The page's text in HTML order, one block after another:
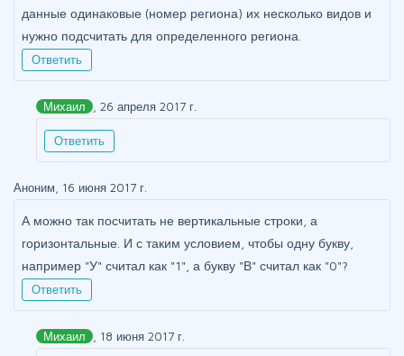
данные одинаковые (номер региона) их несколько видов и
нужно подсчитать для определенного региона.
Ответить
Михаил , 26 апреля 2017 г.
Ответить
Аноним, 16 июня 2017 г.
А можно так посчитать не вертикальные строки, а
горизонтальные. И с таким условием, чтобы одну букву,
например "У" считал как "1", а букву "В" считал как "0"?
Ответить
Михаил , 18 июня 2017 г.